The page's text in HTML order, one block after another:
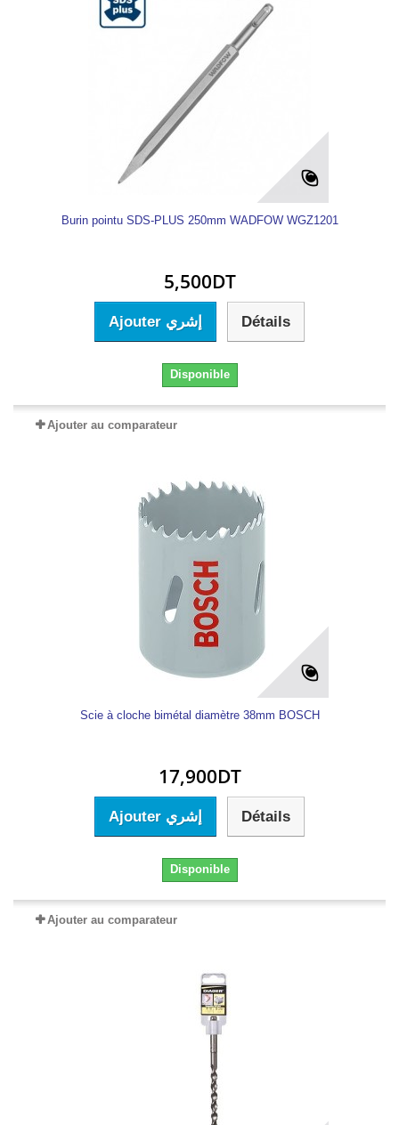
Burin pointu SDS-PLUS 250mm WADFOW WGZ1201
5,500DT
Ajouter إشري Détails
Disponible
Ajouter au comparateur
Scie à cloche bimétal diamètre 38mm BOSCH
17,900DT
Ajouter إشري Détails
Disponible
Ajouter au comparateur